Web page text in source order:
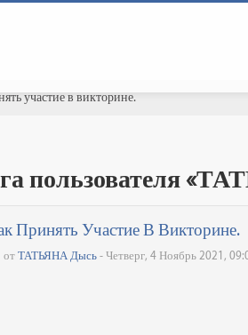
участие в викторине.
пользователя
Принять Участие В Викторине.
отТАТЬЯНА Дысь - Четверг, 4 Ноябрь 2021,